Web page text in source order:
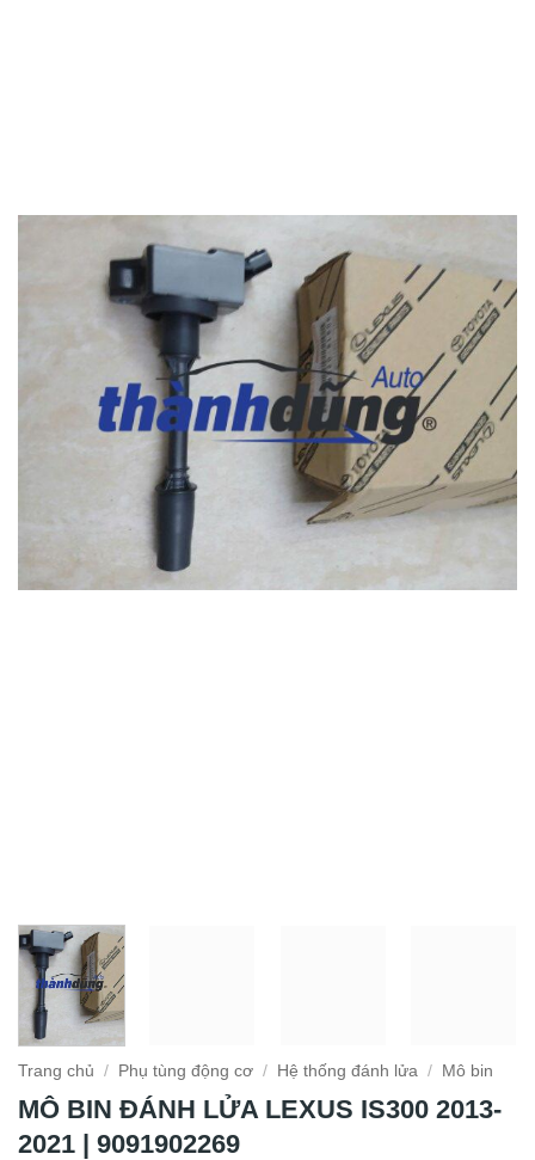
Trang chủ / Phụ tùng động cơ / Hệ thống đánh lửa / Mô bin
MÔ BIN ĐÁNH LỬA LEXUS IS300 2013-
2021 | 9091902269